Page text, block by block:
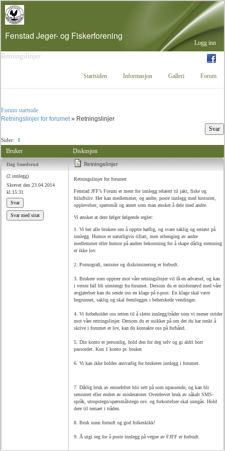
Fenstad Jeger- og Fiskerforening
Retningslinjer
Startsiden Informasjon Galleri Forum
Forum startside
Retningslinjer for forumet» Retningslinjer
Sider: 1
Bruker Diskusjon
Dag Smedsrud
(2 innlegg)
Skrevet den 23.04.2014
kl.15:31
Retningslinjer
Retningslinjer for forumet
Fenstad JFF’s Forum er ment for innlegg relatert til jakt, fiske og
friluftsliv. Her kan medlemmer, og andre, poste innlegg med historier,
opplevelser, spørsmål og annet som man ønsker å dele med andre.
Vi ønsker at dere følger følgende regler:
1. Vi ber alle brukere om å opptre høflig, og svare saklig og seriøst på
innlegg. Humor er naturligvis tillatt, men uthenging av andre
medlemmer eller humor på andres bekostning for å skape dårlig stemning
er ikke lov.
2. Pornografi, rasisme og diskriminering er forbudt.
3. Brukere som opptrer mot våre retningslinjer vil få en advarsel, og kan
i verste fall bli utestengt fra forumet. Dersom du er misfornøyd med våre
avgjørelser kan du sende oss en klage på e-post. En klage skal være
begrunnet, saklig og skal fremlegges i beherskede vendinger.
4. Vi forbeholder oss retten til å slette innlegg/tråder som vi mener strider
mot våre retningslinjer. Dersom du er usikker på om det du har tenkt å
skrive i forumet er lov, kan du kontakte oss på forhånd.
5. Din konto er personlig, hold den for deg selv og gi aldri bort
passordet. Kun 1 konto pr. bruker.
6. Vi kan ikke holdes ansvarlig for brukeres innlegg i forumet.
7. Dårlig bruk av emnefeltet blir sett på som upassende, og kan bli
sensurert eller endret av moderatorer. Overdrevet bruk av såkalt SMS-
språk, utropstegn/spørsmålstegn osv. og forkortelser skal unngås. Hold
dere til temaet i tråden.
8. Bruk sunn fornuft og god folkeskikk!
9. Å utgi seg for å poste innlegg på vegne av FJFF er forbudt.